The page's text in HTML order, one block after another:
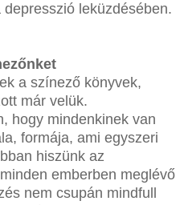
leküzdésében.
a színező könyvek,
már velük.
hogy mindenkinek van
formája, ami egyszeri
hiszünk az
emberben meglévő
nem csupán mindfull